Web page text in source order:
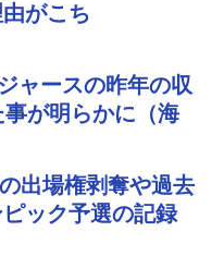
がこち
ャースの昨年の収
が明らかに（海
出場権剥奪や過去
ック予選の記録